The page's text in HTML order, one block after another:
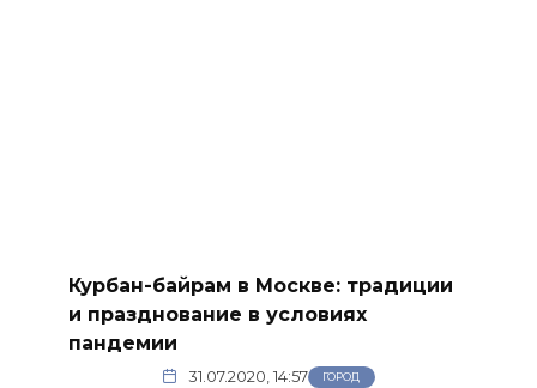
Курбан-байрам в Москве: традиции
и празднование в условиях
пандемии
31.07.2020, 14:57 ГОРОД